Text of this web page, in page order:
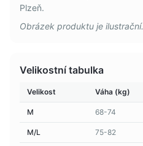
Plzeň.
Obrázek produktu je ilustrační.
Velikostní tabulka
Velikost Váha (kg)
M 68-74
M/L 75-82